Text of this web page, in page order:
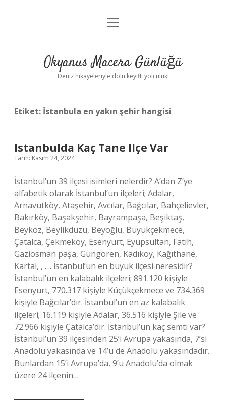
Anasayfa
Yasal Uyarı
menüyü
Okyanus Macera Günlüğü
Deniz hikayeleriyle dolu keyifli yolculuk!
Etiket: İstanbula en yakın şehir hangisi
Istanbulda Kaç Tane Ilçe Var
Tarih: Kasım 24, 2024
İstanbul’un 39 ilçesi isimleri nelerdir? A’dan Z’ye
alfabetik olarak İstanbul’un ilçeleri; Adalar,
Arnavutköy, Ataşehir, Avcılar, Bağcılar, Bahçelievler,
Bakırköy, Başakşehir, Bayrampaşa, Beşiktaş,
Beykoz, Beylikdüzü, Beyoğlu, Büyükçekmece,
Çatalca, Çekmeköy, Esenyurt, Eyüpsultan, Fatih,
Gaziosman paşa, Güngören, Kadıköy, Kağıthane,
Kartal, , . .. İstanbul’un en büyük ilçesi neresidir?
İstanbul’un en kalabalık ilçeleri; 891.120 kişiyle
Esenyurt, 770.317 kişiyle Küçükçekmece ve 734.369
kişiyle Bağcılar’dır. İstanbul’un en az kalabalık
ilçeleri; 16.119 kişiyle Adalar, 36.516 kişiyle Şile ve
72.966 kişiyle Çatalca’dır. İstanbul’un kaç semti var?
İstanbul’un 39 ilçesinden 25’i Avrupa yakasında, 7’si
Anadolu yakasında ve 14’ü de Anadolu yakasındadır.
Bunlardan 15’i Avrupa’da, 9’u Anadolu’da olmak
üzere 24 ilçenin…